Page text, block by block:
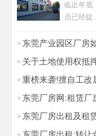
临近年底
员已经提
东莞产业园区厂房
关于土地使用权抵
重榜来袭!擅自工改
东莞厂房网:租赁厂
东莞厂房出租及租